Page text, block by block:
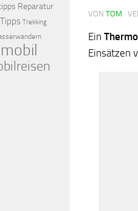
VON TOM ·
Ein
Einsätzen
Reparatur
Tipps Trekking